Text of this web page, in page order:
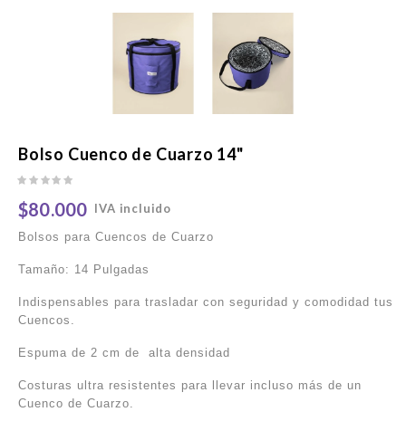
Bolso Cuenco de Cuarzo 14"
$80.000 IVA incluido
Bolsos para Cuencos de Cuarzo
Tamaño: 14 Pulgadas
Indispensables para trasladar con seguridad y comodidad tus
Cuencos.
Espuma de 2 cm de alta densidad
Costuras ultra resistentes para llevar incluso más de un
Cuenco de Cuarzo.